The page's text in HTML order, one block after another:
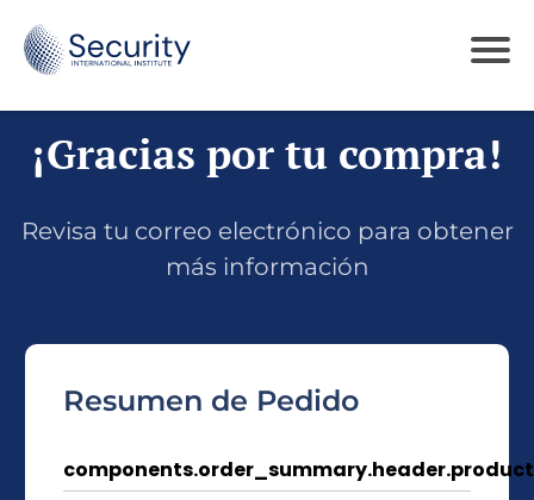
¡Gracias por tu compra!
Revisa tu correo electrónico para obtener
más información
Resumen de Pedido
components.order_summary.header.product